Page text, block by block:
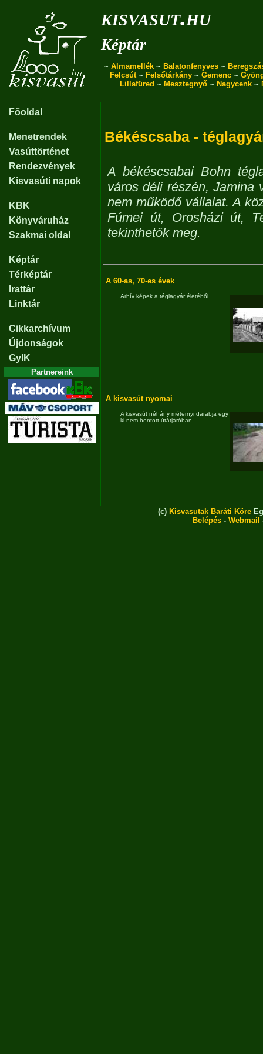
kisvasut.hu
Képtár
~ Almamellék ~ Balatonfenyves ~
Felcsút~ Felsőtárkány ~ Gemenc ~
Lillafüred ~ Mesztegnyő~ Nagycenk~
Főoldal
Menetrendek
Vasúttörténet
Rendezvények
Kisvasúti napok
KBK
Könyváruház
Szakmai oldal
Képtár
Térképtár
Irattár
Linktár
Cikkarchívum
Újdonságok
GyIK
Partnereink
Békéscsaba -
A békéscsabai Bohn
város déli részén, Jamina
nem működő vállalat. A
Fúmei út, Orosházi út,
tekinthetők meg.
A 60-as, 70-es évek
Arhív képek a téglagyár életéből
A kisvasút nyomai
A kisvasút néhány méternyi darabja egy
ki nem bontott útátjáróban.
(c) Kisvasutak Baráti Köre
Belépés - Webmail